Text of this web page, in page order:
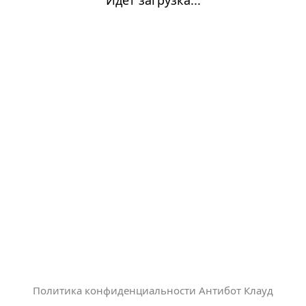
Политика конфиденциальности Антибот Клауд